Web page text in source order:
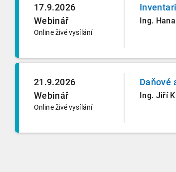
17.9.2026
Webinář
Online živé vysílání
Ing.
21.9.2026
Webinář
Online živé vysílání
Daňové
Ing. Jiří